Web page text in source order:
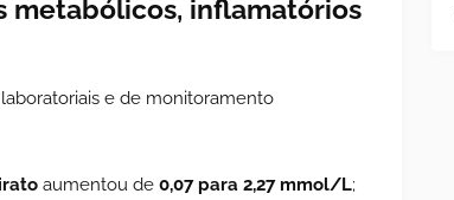
metabólicos, inflamatórios
e de monitoramento
aumentou de 0,07 para 2,27 mmol/L;